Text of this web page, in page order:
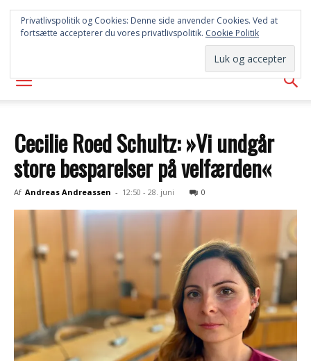
SYD
AVISEN
Cecilie Roed Schultz: »Vi undgår
store besparelser på velfærden«
Af Andreas Andreassen - 12:50 - 28. juni 0
Privatlivspolitik og Cookies: Denne side anvender Cookies. Ved at
fortsætte accepterer du vores privatlivspolitik. Cookie Politik